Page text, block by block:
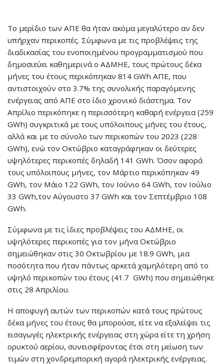
Το μερίδιο των ΑΠΕ θα ήταν ακόμα μεγαλύτερο αν δεν
υπήρχαν περικοπές. Σύμφωνα με τις προβλέψεις της
διαδικασίας του ενοποιημένου προγραμματισμού που
δημοσιεύει καθημερινά ο ΑΔΜΗΕ, τους πρώτους δέκα
μήνες του έτους περικόπηκαν 814 GWh ΑΠΕ, που
αντιστοιχούν στο 3.7% της συνολικής παραγόμενης
ενέργειας από ΑΠΕ στο ίδιο χρονικό διάστημα. Τον
Απρίλιο περικόπηκε η περισσότερη καθαρή ενέργεια (259
GWh) συγκριτικά με τους υπόλοιπους μήνες του έτους,
αλλά και με το σύνολο των περικοπών του 2023 (228
GWh), ενώ τον Οκτώβριο καταγράφηκαν οι δεύτερες
υψηλότερες περικοπές δηλαδή 141 GWh. Όσον αφορά
τους υπόλοιπους μήνες, τον Μάρτιο περικόπηκαν 49
GWh, τον Μάιο 122 GWh, τον Ιούνιο 64 GWh, τον Ιούλιο
33 GWh,τον Αύγουστο 37 GWh και τον Σεπτέμβριο 108
GWh.
Σύμφωνα με τις ίδιες προβλέψεις του ΑΔΜΗΕ, οι
υψηλότερες περικοπές για τον μήνα Οκτώβριο
σημειώθηκαν στις 30 Οκτωβρίου με 18.9 GWh, μια
ποσότητα που ήταν πάντως αρκετά χαμηλότερη από το
υψηλό περικοπών του έτους (41.7 GWh) που σημειώθηκε
στις 28 Απριλίου.
Η αποφυγή αυτών των περικοπών κατά τους πρώτους
δέκα μήνες του έτους θα μπορούσε, είτε να εξαλείψει τις
εισαγωγές ηλεκτρικής ενέργειας στη χώρα είτε τη χρήση
ορυκτού αερίου, συνεισφέροντας έτσι στη μείωση των
τιμών στη χονδρεμπορική αγορά ηλεκτρικής ενέργειας.